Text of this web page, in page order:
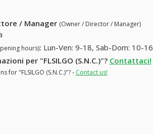
/ Manager (Owner / Director / Manager)
hours): Lun-Ven: 9-18, Sab-Dom: 10-16
per "FLSILGO (S.N.C.)"? Contattaci!
"FLSILGO (S.N.C.)"? - Contact us!